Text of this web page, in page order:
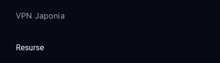
Android TV 9.0 și mai
Setările Proxy se află sub
VPN Japonia
Resurse